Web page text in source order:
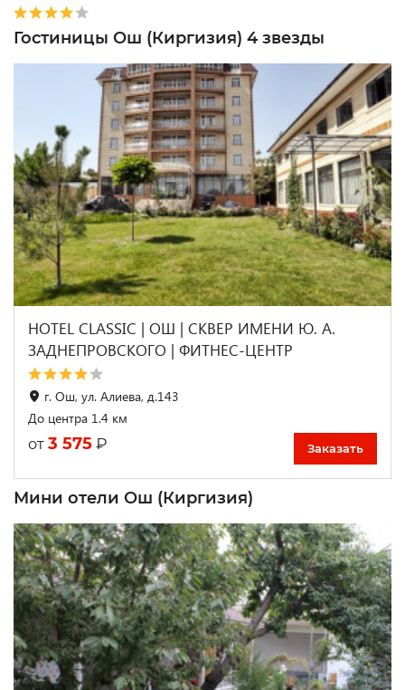
Гостиницы Ош (Киргизия) 4 звезды
HOTEL CLASSIC | ОШ | СКВЕР ИМЕНИ Ю. А.
ЗАДНЕПРОВСКОГО | ФИТНЕС-ЦЕНТР
г. Ош, ул. Алиева, д.143
До центра 1.4 км
от 3 575 ₽ Заказать
Мини отели Ош (Киргизия)